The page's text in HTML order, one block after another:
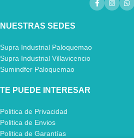
NUESTRAS SEDES
Supra Industrial Paloquemao
Supra Industrial Villavicencio
Sumindfer Paloquemao
TE PUEDE INTERESAR
Politica de Privacidad
Politica de Envios
Politica de Garantías